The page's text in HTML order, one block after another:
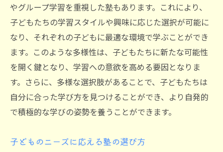
洲本市での塾選びが子どもの成長に与える影響
学習習慣の定着を促す方法
塾生活がもたらす自信と自立
異なる視点からの成長のサポート
長期的な学習成果の重要性
塾が人生に与える価値観の変化
地域独自の教育方針の理解
やグループ学習を重視した塾もあります。これにより、
子どもたちの学習スタイルや興味に応じた選択が可能に
なり、それぞれの子どもに最適な環境で学ぶことができ
ます。このような多様性は、子どもたちに新たな可能性
を開く鍵となり、学習への意欲を高める要因となりま
す。さらに、多様な選択肢があることで、子どもたちは
自分に合った学び方を見つけることができ、より自発的
で積極的な学びの姿勢を養うことができます。
子どものニーズに応える塾の選び方